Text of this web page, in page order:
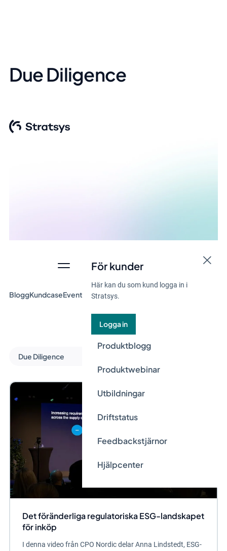
För kunder
Här kan du som kund logga in i
Stratsys.
Logga in
Produktblogg
Produktwebinar
Utbildningar
Driftstatus
Feedbackstjärnor
Hjälpcenter
Due Diligence
BloggKundcaseEvent & Webinar
Due Diligence
Det föränderliga regulatoriska ESG-landskapet
för inköp
I denna video från CPO Nordic delar Anna Lindstedt, ESG-